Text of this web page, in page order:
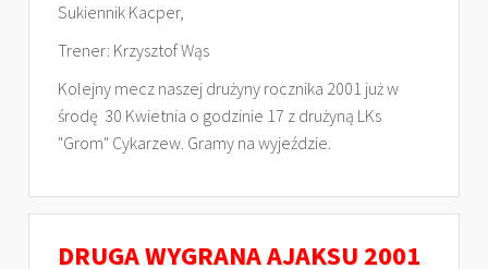
Sukiennik Kacper,
Trener: Krzysztof Wąs
Kolejny mecz naszej drużyny rocznika 2001 już w
środę 30 Kwietnia o godzinie 17 z drużyną LKs
"Grom" Cykarzew. Gramy na wyjeździe.
DRUGA WYGRANA AJAKSU 2001